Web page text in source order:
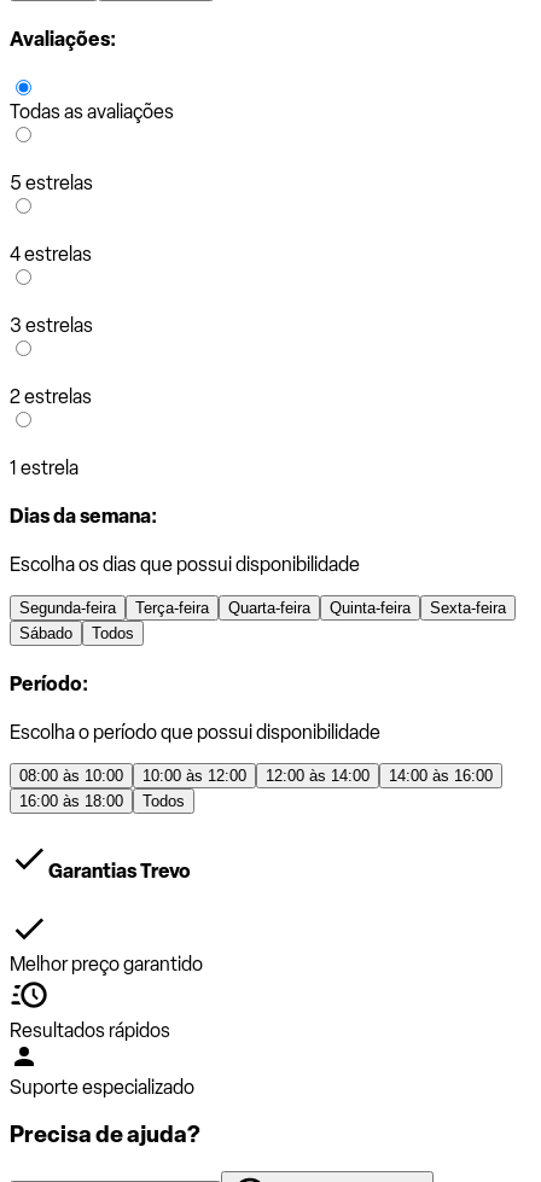
Avaliações:
Todas as avaliações
5 estrelas
4 estrelas
3 estrelas
2 estrelas
1 estrela
Dias da semana:
Escolha os dias que possui disponibilidade
Segunda-feira Terça-feira Quarta-feira Quinta-feira
Sexta-feira
Sábado
Todos
Período:
Escolha o período que possui disponibilidade
08:00 às 10:00 10:00 às 12:00 12:00 às 14:00
14:00 às 16:00
16:00 às 18:00
Todos
Garantias Trevo
Melhor preço garantido
Resultados rápidos
Suporte especializado
Precisa de ajuda?